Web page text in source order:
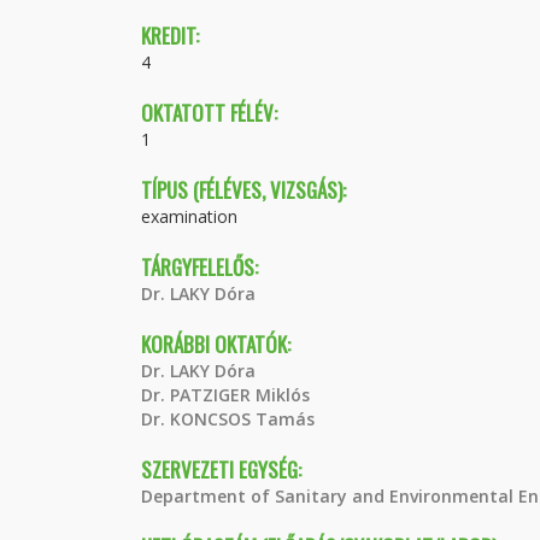
KREDIT:
4
OKTATOTT FÉLÉV:
1
TÍPUS (FÉLÉVES, VIZSGÁS):
examination
TÁRGYFELELŐS:
Dr. LAKY Dóra
KORÁBBI OKTATÓK:
Dr. LAKY Dóra
Dr. PATZIGER Miklós
Dr. KONCSOS Tamás
SZERVEZETI EGYSÉG:
Department of Sanitary and Environmental